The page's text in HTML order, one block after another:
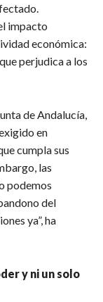
impacto
económica:
perjudica a los
de Andalucía,
en
cumpla sus
las
podemos
del
ya”, ha
y ni un solo